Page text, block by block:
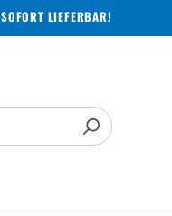
SOFORT LIEFERBAR!